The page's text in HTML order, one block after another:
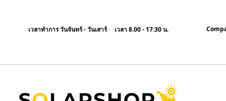
เวลาทำการ วันจันทร์ - วันเสาร์ เวลา 8.00 - 17:30 น.